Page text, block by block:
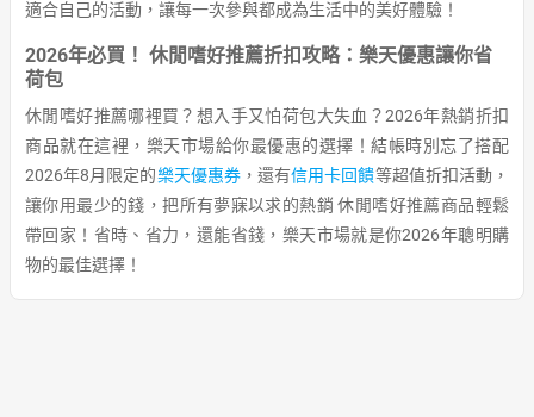
適合自己的活動，讓每一次參與都成為生活中的美好體驗！
2026年必買！ 休閒嗜好推薦折扣攻略：樂天優惠讓你省
荷包
休閒嗜好推薦哪裡買？想入手又怕荷包大失血？2026年熱銷折扣
商品就在這裡，樂天市場給你最優惠的選擇！結帳時別忘了搭配
2026年8月限定的樂天優惠券，還有信用卡回饋等超值折扣活動，
讓你用最少的錢，把所有夢寐以求的熱銷 休閒嗜好推薦商品輕鬆
帶回家！省時、省力，還能省錢，樂天市場就是你2026年聰明購
物的最佳選擇！